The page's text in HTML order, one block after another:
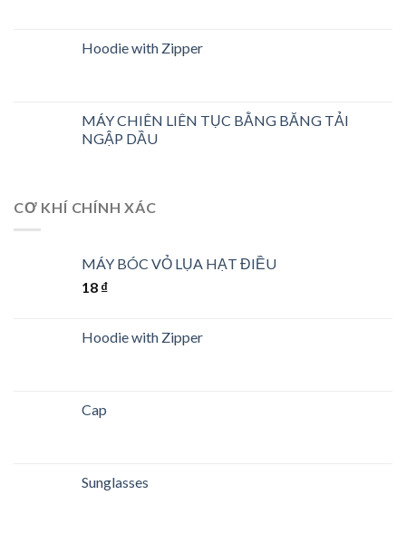
Hoodie with Zipper
MÁY CHIÊN LIÊN TỤC BẰNG BĂNG TẢI
NGẬP DẦU
CƠ KHÍ CHÍNH XÁC
MÁY BÓC VỎ LỤA HẠT ĐIỀU
18 ₫
Hoodie with Zipper
Cap
Sunglasses